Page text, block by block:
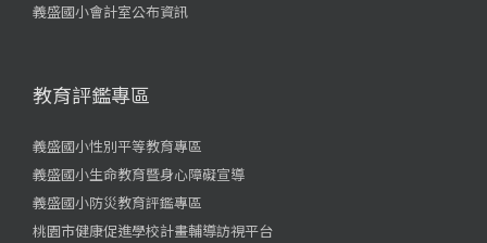
義盛國小會計室公布資訊
教育評鑑專區
義盛國小性別平等教育專區
義盛國小生命教育暨身心障礙宣導
義盛國小防災教育評鑑專區
桃園市健康促進學校計畫輔導訪視平台